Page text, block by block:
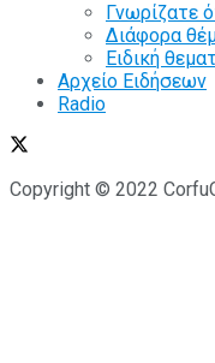
Γνωρίζατε
Διάφορα
Ειδική
Αρχείο Ειδήσεων
Radio
Copyright © 2022